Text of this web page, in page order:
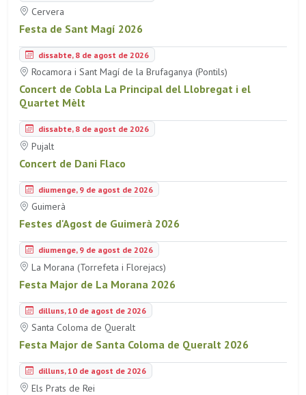
Cervera
Festa de Sant Magí 2026
dissabte, 8 de agost de 2026
Rocamora i Sant Magí de la Brufaganya (Pontils)
Concert de Cobla La Principal del Llobregat i el
Quartet Mèlt
dissabte, 8 de agost de 2026
Pujalt
Concert de Dani Flaco
diumenge, 9 de agost de 2026
Guimerà
Festes d'Agost de Guimerà 2026
diumenge, 9 de agost de 2026
La Morana (Torrefeta i Florejacs)
Festa Major de La Morana 2026
dilluns, 10 de agost de 2026
Santa Coloma de Queralt
Festa Major de Santa Coloma de Queralt 2026
dilluns, 10 de agost de 2026
Els Prats de Rei